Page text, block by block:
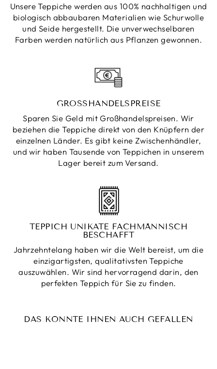
Unsere Teppiche werden aus 100% nachhaltigen und
biologisch abbaubaren Materialien wie Schurwolle
und Seide hergestellt. Die unverwechselbaren
Farben werden natürlich aus Pflanzen gewonnen.
GROSSHANDELSPREISE
Sparen Sie Geld mit Großhandelspreisen. Wir
beziehen die Teppiche direkt von den Knüpfern der
einzelnen Länder. Es gibt keine Zwischenhändler,
und wir haben Tausende von Teppichen in unserem
Lager bereit zum Versand.
TEPPICH UNIKATE FACHMÄNNISCH
BESCHAFFT
Jahrzehntelang haben wir die Welt bereist, um die
einzigartigsten, qualitativsten Teppiche
auszuwählen. Wir sind hervorragend darin, den
perfekten Teppich für Sie zu finden.
DAS KÖNNTE IHNEN AUCH GEFALLEN